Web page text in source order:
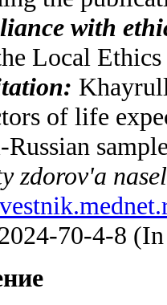
with
Local
of life
Russian
zdorov'a
70-4-8